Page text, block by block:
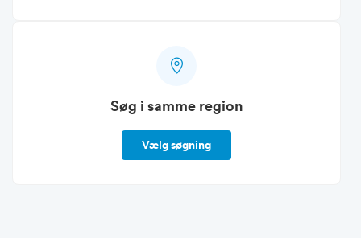
Søg i samme region
Vælg søgning